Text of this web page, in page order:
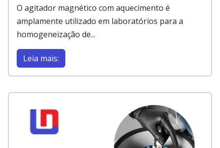
O agitador magnético com aquecimento é
amplamente utilizado em laboratórios para a
homogeneização de...
Leia mais: